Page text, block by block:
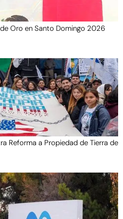
Oro en Santo Domingo 2026
Reforma a Propiedad de Tierra de